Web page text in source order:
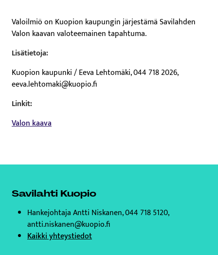
Valoilmiö on Kuopion kaupungin järjestämä Savilahden
Valon kaavan valoteemainen tapahtuma.
Lisätietoja:
Kuopion kaupunki / Eeva Lehtomäki, 044 718 2026,
eeva.lehtomaki@kuopio.fi
Linkit:
Valon kaava
Savilahti Kuopio
Hankejohtaja Antti Niskanen, 044 718 5120,
antti.niskanen@kuopio.fi
Kaikki yhteystiedot